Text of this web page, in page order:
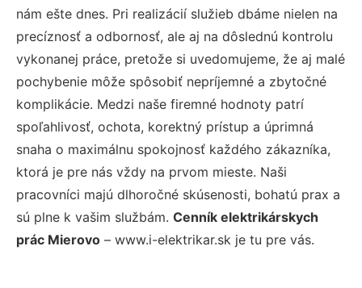
nám ešte dnes. Pri realizácií služieb dbáme nielen na
precíznosť a odbornosť, ale aj na dôslednú kontrolu
vykonanej práce, pretože si uvedomujeme, že aj malé
pochybenie môže spôsobiť nepríjemné a zbytočné
komplikácie. Medzi naše firemné hodnoty patrí
spoľahlivosť, ochota, korektný prístup a úprimná
snaha o maximálnu spokojnosť každého zákazníka,
ktorá je pre nás vždy na prvom mieste. Naši
pracovníci majú dlhoročné skúsenosti, bohatú prax a
sú plne k vašim službám. Cenník elektrikárskych
prác Mierovo – www.i-elektrikar.sk je tu pre vás.